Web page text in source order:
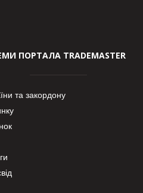
ПОРТАЛА TRADEMASTER
та закордону